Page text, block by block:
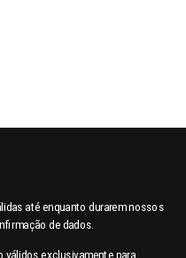
até enquanto durarem nossos
de dados.
válidos exclusivamente para